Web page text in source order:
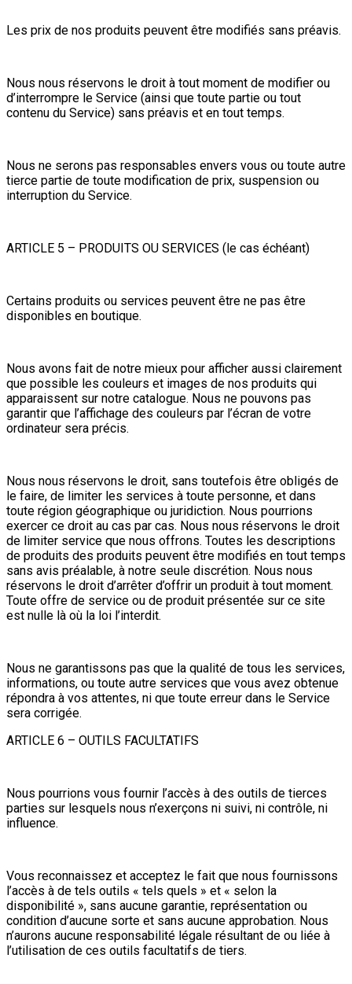
Les prix de nos produits peuvent être modifiés sans préavis.
Nous nous réservons le droit à tout moment de modifier ou
d’interrompre le Service (ainsi que toute partie ou tout
contenu du Service) sans préavis et en tout temps.
Nous ne serons pas responsables envers vous ou toute autre
tierce partie de toute modification de prix, suspension ou
interruption du Service.
ARTICLE 5 – PRODUITS OU SERVICES (le cas échéant)
Certains produits ou services peuvent être ne pas être
disponibles en boutique.
Nous avons fait de notre mieux pour afficher aussi clairement
que possible les couleurs et images de nos produits qui
apparaissent sur notre catalogue. Nous ne pouvons pas
garantir que l’affichage des couleurs par l’écran de votre
ordinateur sera précis.
Nous nous réservons le droit, sans toutefois être obligés de
le faire, de limiter les services à toute personne, et dans
toute région géographique ou juridiction. Nous pourrions
exercer ce droit au cas par cas. Nous nous réservons le droit
de limiter service que nous offrons. Toutes les descriptions
de produits des produits peuvent être modifiés en tout temps
sans avis préalable, à notre seule discrétion. Nous nous
réservons le droit d’arrêter d’offrir un produit à tout moment.
Toute offre de service ou de produit présentée sur ce site
est nulle là où la loi l’interdit.
Nous ne garantissons pas que la qualité de tous les services,
informations, ou toute autre services que vous avez obtenue
répondra à vos attentes, ni que toute erreur dans le Service
sera corrigée.
ARTICLE 6 – OUTILS FACULTATIFS
Nous pourrions vous fournir l’accès à des outils de tierces
parties sur lesquels nous n’exerçons ni suivi, ni contrôle, ni
influence.
Vous reconnaissez et acceptez le fait que nous fournissons
l’accès à de tels outils « tels quels » et « selon la
disponibilité », sans aucune garantie, représentation ou
condition d’aucune sorte et sans aucune approbation. Nous
n’aurons aucune responsabilité légale résultant de ou liée à
l’utilisation de ces outils facultatifs de tiers.